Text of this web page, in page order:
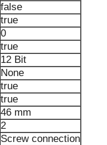
false
true
0
true
12 Bit
None
true
true
46 mm
2
Screw connection